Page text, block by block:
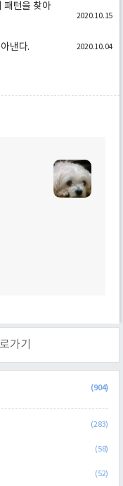
패턴을 찾아
2020.10.15
낸다. 2020.10.04
가기
(904)
(283)
(58)
(52)